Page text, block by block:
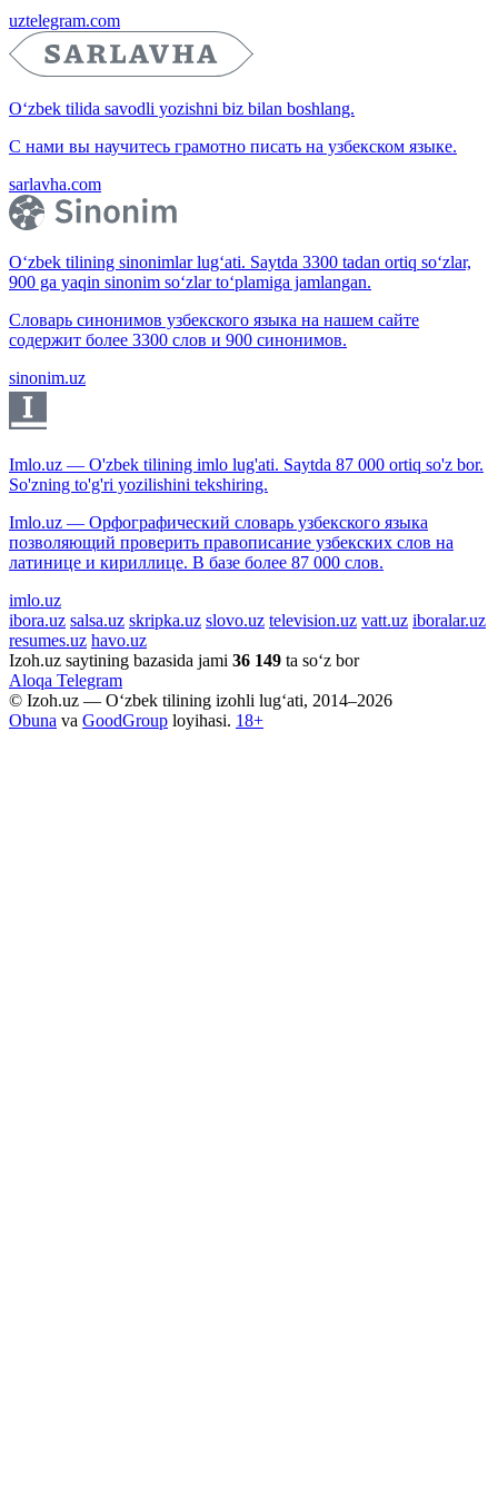
uztelegram.com
O‘zbek tilida savodli yozishni biz bilan boshlang.
С нами вы научитесь грамотно писать на узбекском языке.
sarlavha.com
O‘zbek tilining sinonimlar lug‘ati. Saytda 3300 tadan ortiq so‘zlar,
900 ga yaqin sinonim so‘zlar to‘plamiga jamlangan.
Словарь синонимов узбекского языка на нашем сайте
содержит более 3300 слов и 900 синонимов.
sinonim.uz
Imlo.uz — O'zbek tilining imlo lug'ati. Saytda 87 000 ortiq so'z bor.
So'zning to'g'ri yozilishini tekshiring.
Imlo.uz — Орфографический словарь узбекского языка
позволяющий проверить правописание узбекских слов на
латинице и кириллице. В базе более 87 000 слов.
imlo.uz
ibora.uz salsa.uz skripka.uz slovo.uz television.uz vatt.uz iboralar.uz
resumes.uz havo.uz
Izoh.uz saytining bazasida jami 36 149 ta so‘z bor
Aloqa Telegram
© Izoh.uz — O‘zbek tilining izohli lug‘ati, 2014–2026
Obuna va GoodGroup loyihasi. 18+